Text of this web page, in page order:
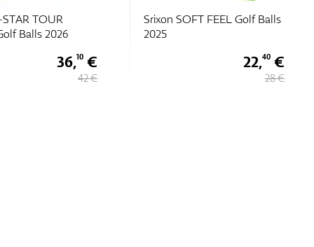
TOUR
Balls 2026
36,10 €
42 €
Srixon SOFT FEEL Golf Balls
2025
22,40€
28 €